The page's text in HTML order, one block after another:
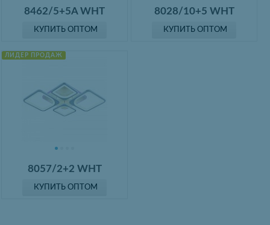
8462/5+5A WHT
КУПИТЬ ОПТОМ
8028/10+5 WHT
КУПИТЬ ОПТОМ
ЛИДЕР ПРОДАЖ
8057/2+2 WHT
КУПИТЬ ОПТОМ